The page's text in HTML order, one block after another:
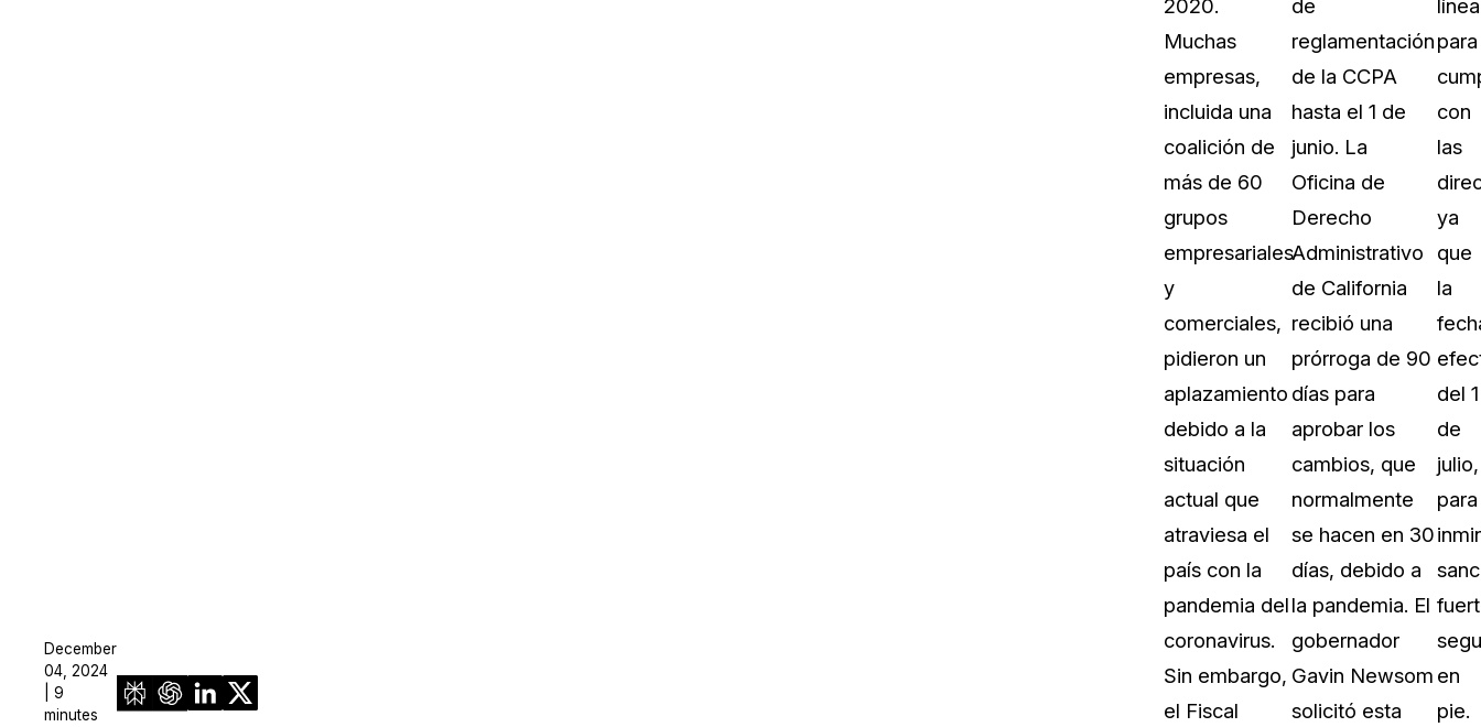
Centros de Atención Telefónica
sus necesidades de redacción
Centro de Ayuda
Obtenga respuestas a sus
CaseGuard
Videoteca
CaseGuard. Práctica nuevas
aprender
Recomendaciones
Historias sobre cómo nuestros
utilizan CaseGuard studio a diario
Más información sobre
misión
Trabaja con nosotros
Únase a nuestro equipo y
construir el futuro de la redacción
December
04, 2024
| 9
minutes
2020.
Muchas
empresas,
incluida una
coalición de
más de 60
grupos
empresariales
y
comerciales,
pidieron un
aplazamiento
debido a la
situación
actual que
atraviesa el
país con la
pandemia del
coronavirus.
Sin embargo,
el Fiscal
de
reglamentación
de la CCPA
hasta el 1 de
junio. La
Oficina de
Derecho
Administrativo
de California
recibió una
prórroga de 90
días para
aprobar los
cambios, que
normalmente
se hacen en 30
días, debido a
la pandemia. El
gobernador
Gavin Newsom
solicitó esta
línea
para
con
las
ya
que
la
del 1
de
julio,
para
en
pie.